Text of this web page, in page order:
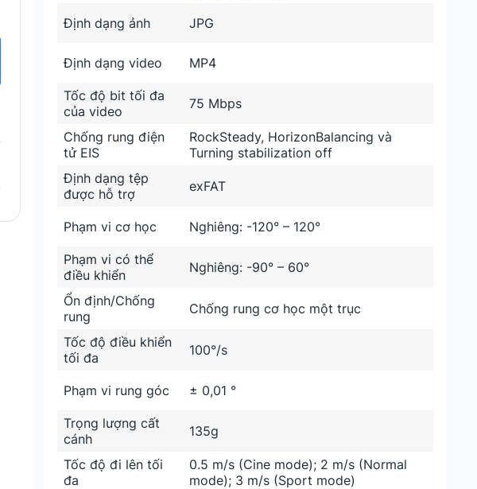
Định dạng ảnh
JPG
Định dạng video MP4
Tốc độ bit tối đa
của video
75 Mbps
Chống rung điện
tử EIS
RockSteady, HorizonBalancing và
Turning stabilization off
Định dạng tệp
được hỗ trợ
exFAT
Phạm vi cơ học Nghiêng: -120° – 120°
Phạm vi có thể
điều khiển
Nghiêng: -90° – 60°
Ổn định/Chống
rung
Chống rung cơ học một trục
Tốc độ điều khiển
tối đa
100°/s
Phạm vi rung góc ± 0,01 °
Trọng lượng cất
cánh
135g
Tốc độ đi lên tối
đa
0.5 m/s (Cine mode); 2 m/s (Normal
mode); 3 m/s (Sport mode)